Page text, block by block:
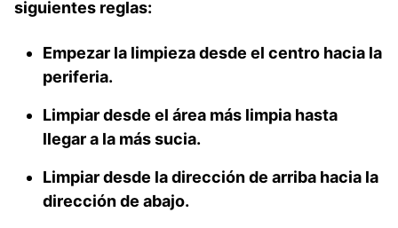
siguientes reglas:
Empezar la limpieza desde el centro hacia la
periferia.
Limpiar desde el área más limpia hasta
llegar a la más sucia.
Limpiar desde la dirección de arriba hacia la
dirección de abajo.